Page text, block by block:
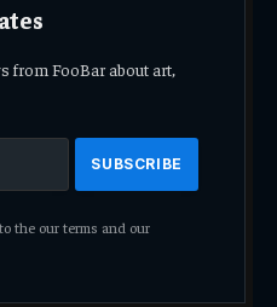
from FooBar about art,
the our terms and our